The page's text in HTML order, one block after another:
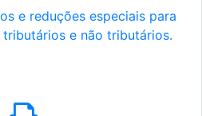
e reduções especiais para
e não tributários.